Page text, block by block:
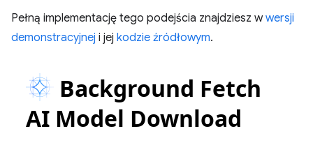
Pełną implementację tego podejścia znajdziesz wwersji
demonstracyjnej i jej kodzie źródłowym.